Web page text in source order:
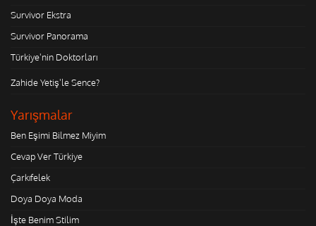
Survivor Ekstra
Survivor Panorama
Türkiye'nin Doktorları
Zahide Yetiş'le Sence?
Yarışmalar
Ben Eşimi Bilmez Miyim
Cevap Ver Türkiye
Çarkıfelek
Doya Doya Moda
İşte Benim Stilim